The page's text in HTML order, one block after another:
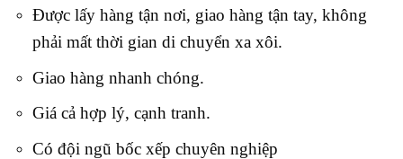
Được lấy hàng tận nơi, giao hàng tận tay, không
phải mất thời gian di chuyển xa xôi.
Giao hàng nhanh chóng.
Giá cả hợp lý, cạnh tranh.
Có đội ngũ bốc xếp chuyên nghiệp